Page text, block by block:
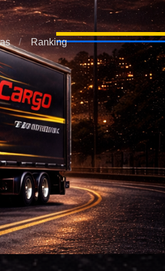
Ranking